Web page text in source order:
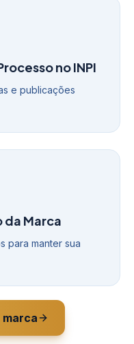
no INPI
e publicações
da Marca
para manter sua
marca